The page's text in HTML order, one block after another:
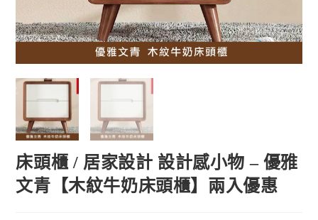
床頭櫃 / 居家設計 設計感小物 – 優雅
文青【木紋牛奶床頭櫃】兩入優惠